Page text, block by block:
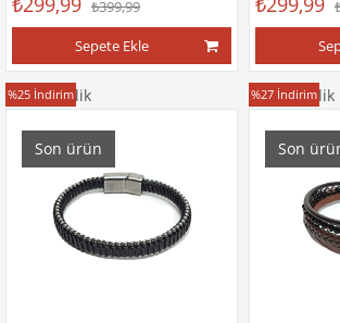
₺399,99
Sepete Ekle
Deri Bileklik
%25 İndirim
Son ürün
Deri Bileklik
%27 İndirim
Son